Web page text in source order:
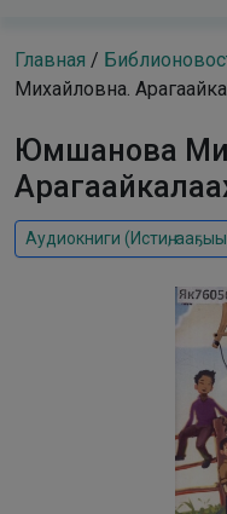
Главная /
Михайловна.
Юмшанова
Аудиокниги (Истиҥ,